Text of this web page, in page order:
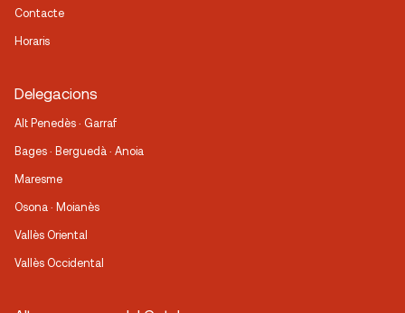
Contacte
Horaris
Delegacions
Alt Penedès · Garraf
Bages · Berguedà · Anoia
Maresme
Osona · Moianès
Vallès Oriental
Vallès Occidental